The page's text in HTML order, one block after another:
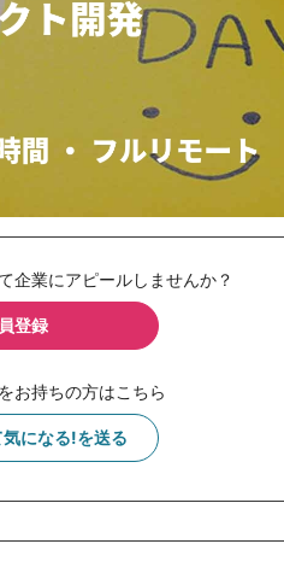
企業にアピールしませんか？
登録
お持ちの方はこちら
になる!を送る